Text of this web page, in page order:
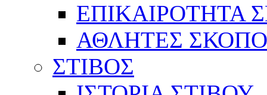
ΕΠΙΚΑΙΡΟΤΗΤΑ
ΑΘΛΗΤΕΣ
ΣΤΙΒΟΣ